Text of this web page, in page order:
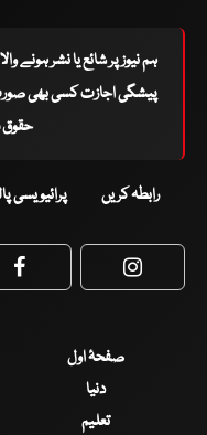
ہم نیوز پر شائع یا نشر ہونے
پیشگی اجازت کسی بھی
حقوق
رابطہ کریں پرائیویسی
Facebook
صفحۂ اول
دنیا
تعلیم